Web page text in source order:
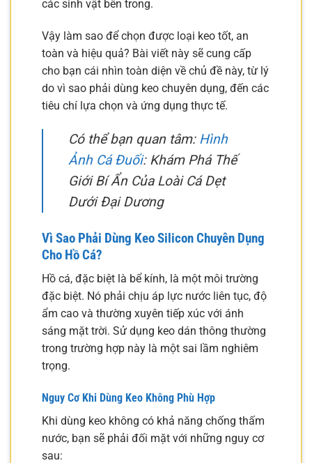
các sinh vật bên trong.
Vậy làm sao để chọn được loại keo tốt, an
toàn và hiệu quả? Bài viết này sẽ cung cấp
cho bạn cái nhìn toàn diện về chủ đề này, từ lý
do vì sao phải dùng keo chuyên dụng, đến các
tiêu chí lựa chọn và ứng dụng thực tế.
Có thể bạn quan tâm: Hình
Ảnh Cá Đuối: Khám Phá Thế
Giới Bí Ẩn Của Loài Cá Dẹt
Dưới Đại Dương
Vì Sao Phải Dùng Keo Silicon Chuyên Dụng
Cho Hồ Cá?
Hồ cá, đặc biệt là bể kính, là một môi trường
đặc biệt. Nó phải chịu áp lực nước liên tục, độ
ẩm cao và thường xuyên tiếp xúc với ánh
sáng mặt trời. Sử dụng keo dán thông thường
trong trường hợp này là một sai lầm nghiêm
trọng.
Nguy Cơ Khi Dùng Keo Không Phù Hợp
Khi dùng keo không có khả năng chống thấm
nước, bạn sẽ phải đối mặt với những nguy cơ
sau: